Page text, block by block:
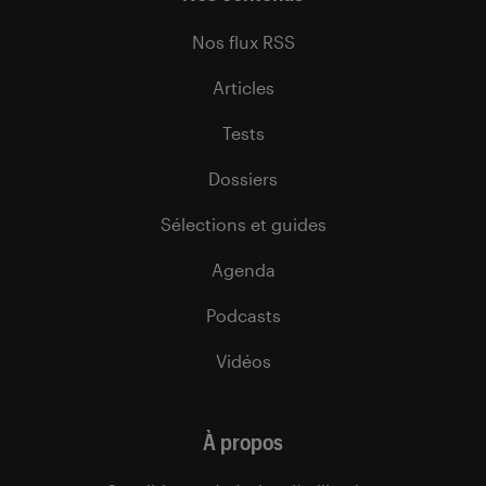
Nos flux RSS
Articles
Tests
Dossiers
Sélections et guides
Agenda
Podcasts
Vidéos
À propos